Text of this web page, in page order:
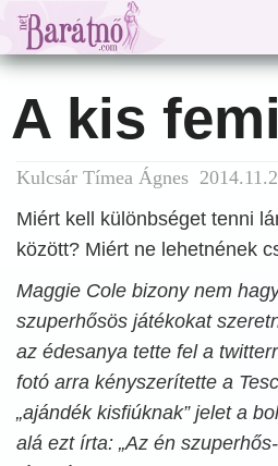
A kis
Kulcsár Tímea Ágnes
Miért kell különbséget tenni
között? Miért ne lehetnének
Maggie Cole bizony nem
szuperhősös játékokat
az édesanya tette fel a
fotó arra kényszerítette a
„ajándék kisfiúknak” jelet a
alá ezt írta: „Az én